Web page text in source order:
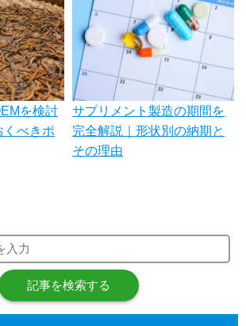
を検討
くべきポ
サプリメント製造の期間を
完全解説｜形状別の納期と
その理由
記事を検索する